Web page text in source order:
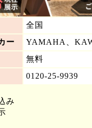
全国
ー
YAMAHA、
無料
0120-25-9939
み